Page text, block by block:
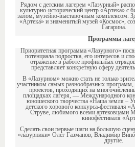
Рядом с детским лагерем «Лазурный»
культурно-исторический центр «Артека» с
залом, музейно-выставочным комплексом.
«Артека» и знаменитый музей «Космос»,
Гагарина.
Программы
Приоритетная программа «Лазурного»
потенциала подростка, его интересов и
отражение в работе профильных
представляет конкретную сферу
В «Лазурном» можно стать не только
участником самых разнообразных программ,
проектов, проходящих на
площадках лагеря, — Международного
юношеского творчества «Наша земля –
детского хорового конкурса-фестиваля
Струве, любимого всеми артековцами
кинофестиваля
Сделать свои первые шаги на большую
«лазурники» Олег Газманов, Владимир
другие.